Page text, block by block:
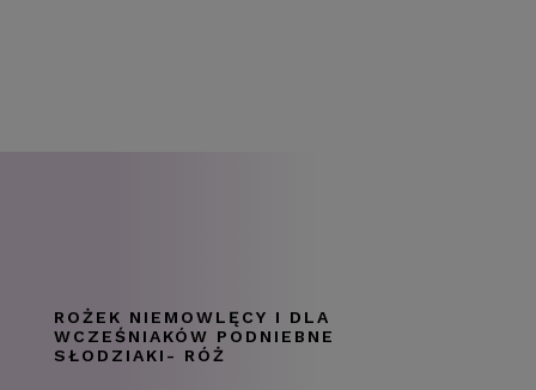
ROŻEK NIEMOWLĘCY I DLA
WCZEŚNIAKÓW PODNIEBNE
SŁODZIAKI- RÓŻ